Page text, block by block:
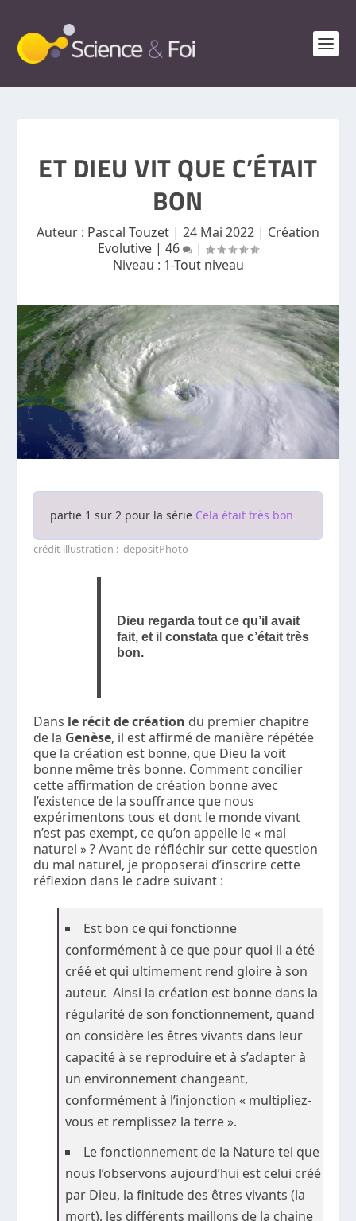
ET DIEU VIT QUE C’ÉTAIT
BON
Auteur : Pascal Touzet | 24 Mai 2022 | Création
Evolutive | 46
|
Niveau : 1-Tout niveau
partie 1 sur 2 pour la série Cela était très bon
crédit illustration : depositPhoto
Dieu regarda tout ce qu’il avait
fait, et il constata que c’était très
bon.
Dans le récit de création du premier chapitre
de la Genèse, il est affirmé de manière répétée
que la création est bonne, que Dieu la voit
bonne même très bonne. Comment concilier
cette affirmation de création bonne avec
l’existence de la souffrance que nous
expérimentons tous et dont le monde vivant
n’est pas exempt, ce qu’on appelle le « mal
naturel » ? Avant de réfléchir sur cette question
du mal naturel, je proposerai d’inscrire cette
réflexion dans le cadre suivant :
Est bon ce qui fonctionne
conformément à ce que pour quoi il a été
créé et qui ultimement rend gloire à son
auteur. Ainsi la création est bonne dans la
régularité de son fonctionnement, quand
on considère les êtres vivants dans leur
capacité à se reproduire et à s’adapter à
un environnement changeant,
conformément à l’injonction « multipliez-
vous et remplissez la terre ».
Le fonctionnement de la Nature tel que
nous l’observons aujourd’hui est celui créé
par Dieu, la finitude des êtres vivants (la
mort), les différents maillons de la chaine